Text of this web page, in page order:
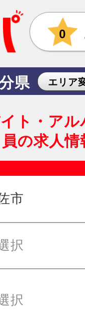
0
県 エリア
ト・ア
員の求人情
市
択
択